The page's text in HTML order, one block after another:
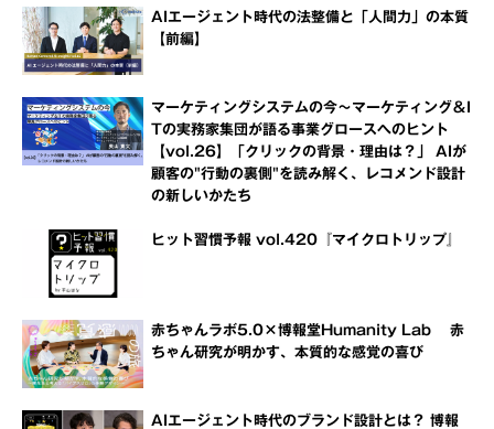
AIエージェント時代の法整備と「人間力」の本質
【前編】
マーケティングシステムの今～マーケティング＆I
Tの実務家集団が語る事業グロースへのヒント
【vol.26】「クリックの背景・理由は？」 AIが
顧客の"行動の裏側"を読み解く、レコメンド設計
の新しいかたち
ヒット習慣予報 vol.420『マイクロトリップ』
赤ちゃんラボ5.0×博報堂Humanity Lab 赤
ちゃん研究が明かす、本質的な感覚の喜び
AIエージェント時代のブランド設計とは？ 博報